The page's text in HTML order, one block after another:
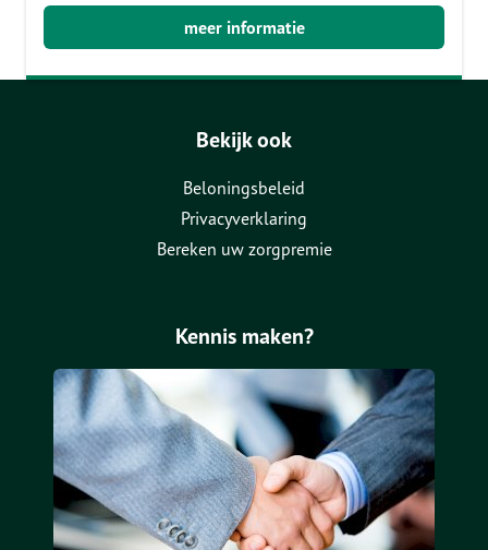
meer informatie
Bekijk ook
Beloningsbeleid
Privacyverklaring
Bereken uw zorgpremie
Kennis maken?